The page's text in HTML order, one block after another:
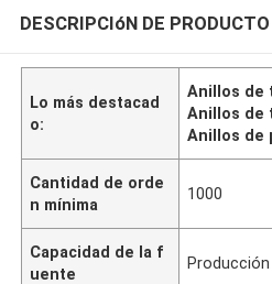
DESCRIPCIóN DE PRODUCTO
Lo más destacad
o:
Anillos de
Anillos de
Anillos de
Cantidad de orde
n mínima
1000
Capacidad de la f
uente